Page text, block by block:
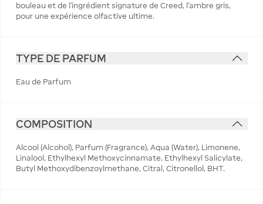
bouleau et de l'ingrédient signature de Creed, l'ambre gris,
pour une expérience olfactive ultime.
TYPE DE PARFUM
Eau de Parfum
COMPOSITION
Alcool (Alcohol), Parfum (Fragrance), Aqua (Water), Limonene,
Linalool, Ethylhexyl Methoxycinnamate, Ethylhexyl Salicylate,
Butyl Methoxydibenzoylmethane, Citral, Citronellol, BHT.